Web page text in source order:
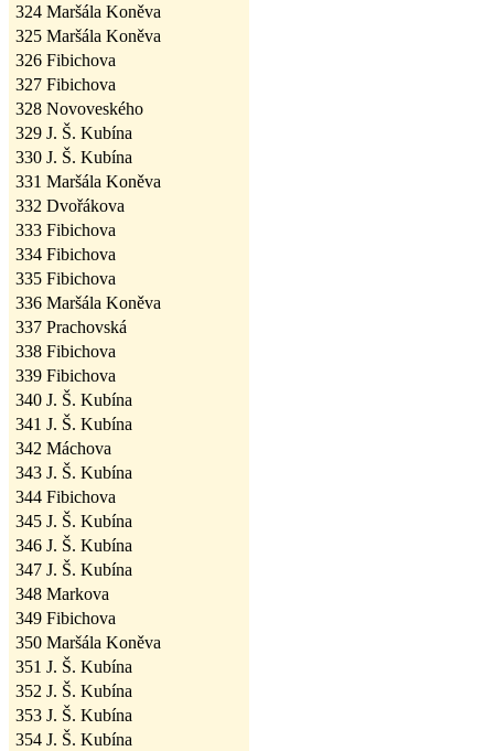
324 Maršála Koněva
325 Maršála Koněva
326 Fibichova
327 Fibichova
328 Novoveského
329 J. Š. Kubína
330 J. Š. Kubína
331 Maršála Koněva
332 Dvořákova
333 Fibichova
334 Fibichova
335 Fibichova
336 Maršála Koněva
337 Prachovská
338 Fibichova
339 Fibichova
340 J. Š. Kubína
341 J. Š. Kubína
342 Máchova
343 J. Š. Kubína
344 Fibichova
345 J. Š. Kubína
346 J. Š. Kubína
347 J. Š. Kubína
348 Markova
349 Fibichova
350 Maršála Koněva
351 J. Š. Kubína
352 J. Š. Kubína
353 J. Š. Kubína
354 J. Š. Kubína